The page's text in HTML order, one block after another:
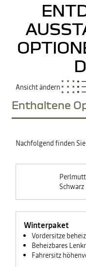
Ansicht ändern
Enthaltene
Nachfolgend finden
Schwarz
Winterpaket
Vordersitze
Beheizbares
Fahrersitz